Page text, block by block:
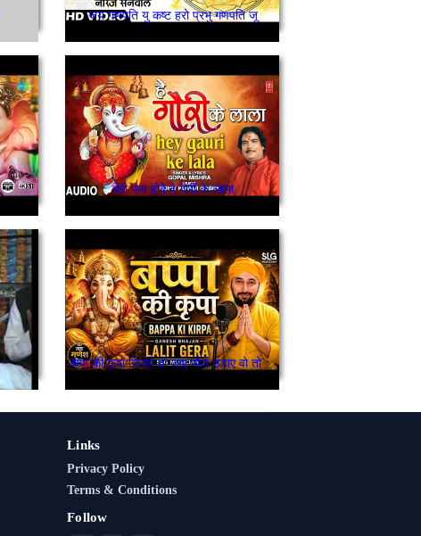
जय गणपति यु कष्ट हरो प्रभु गणपति जू
तेरी जय होवे हे गोरी के लाला
बप्पा की कृपा जिसपे हो जाए मौज उडाए वो तो मौज उडाए
Links
Privacy Policy
Terms & Conditions
Follow